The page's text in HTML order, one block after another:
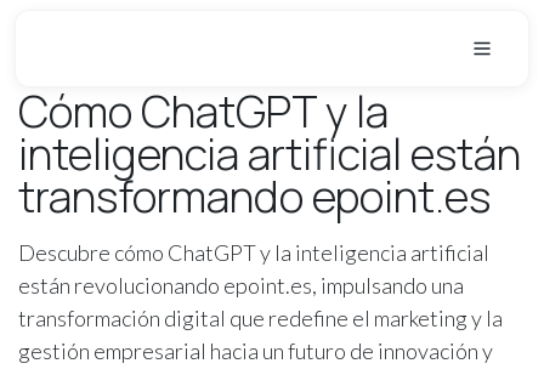
Cómo ChatGPT y la
inteligencia artificial están
transformando epoint.es
Descubre cómo ChatGPT y la inteligencia artificial
están revolucionando epoint.es, impulsando una
transformación digital que redefine el marketing y la
gestión empresarial hacia un futuro de innovación y